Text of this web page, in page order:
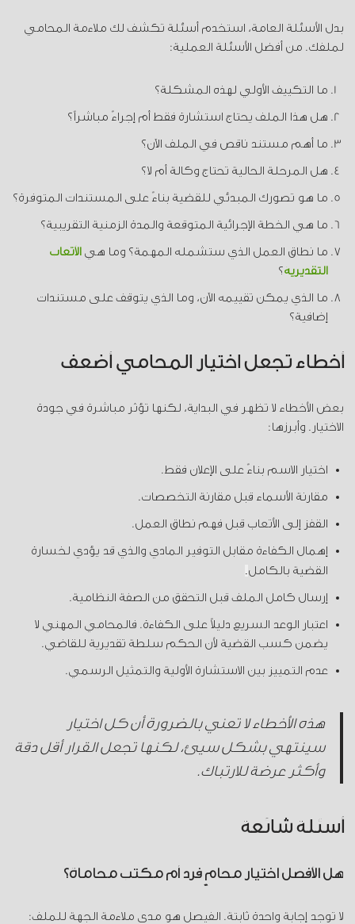
بدل الأسئلة العامة، استخدم أسئلة تكشف لك ملاءمة المحامي
لملفك. من أفضل الأسئلة العملية:
ما التكييف الأولي لهذه المشكلة؟
هل هذا الملف يحتاج استشارة فقط أم إجراءً مباشراً؟
ما أهم مستند ناقص في الملف الآن؟
هل المرحلة الحالية تحتاج وكالة أم لا؟
ما هو تصورك المبدئي للقضية بناءً على المستندات المتوفرة؟
ما هي الخطة الإجرائية المتوقعة والمدة الزمنية التقريبية؟
ما نطاق العمل الذي ستشمله المهمة؟ وما هي الأتعاب
التقديرية؟
ما الذي يمكن تقييمه الآن، وما الذي يتوقف على مستندات
إضافية؟
أخطاء تجعل اختيار المحامي أضعف
بعض الأخطاء لا تظهر في البداية، لكنها تؤثر مباشرة في جودة
الاختيار. وأبرزها:
اختيار الاسم بناءً على الإعلان فقط.
مقارنة الأسماء قبل مقارنة التخصصات.
القفز إلى الأتعاب قبل فهم نطاق العمل.
إهمال الكفاءة مقابل التوفير المادي والذي قد يؤدي لخسارة
القضية بالكامل
إرسال كامل الملف قبل التحقق من الصفة النظامية.
اعتبار الوعد السريع دليلاً على الكفاءة. فالمحامي المهني لا
يضمن كسب القضية لأن الحكم سلطة تقديرية للقاضي.
عدم التمييز بين الاستشارة الأولية والتمثيل الرسمي.
هذه الأخطاء لا تعني بالضرورة أن كل اختيار
سينتهي بشكل سيئ، لكنها تجعل القرار أقل دقة
وأكثر عرضة للارتباك.
أسئلة شائعة
هل الأفضل اختيار محامٍ فرد أم مكتب محاماة؟
لا توجد إجابة واحدة ثابتة. الفيصل هو مدى ملاءمة الجهة للملف: